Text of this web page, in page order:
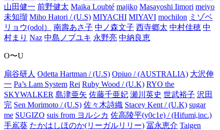
山田健一 前野健太 Maika Loubté majiko Masayoshi Iimori meiyo
未知瑠 Miho Hatori / (U.S) MIYACHI MIYAVI mochilon ミゾベ
リョウ(odol）
南壽あさ子 中ノ森文子 西寺郷太 中村佳穂 中
村まり Naz 中島ノブユキ 永野亮 中納良恵
O〜U
扇谷研人 Odetta Hartman / (U.S) Opiuo / (AUSTRALIA) 大沢伸
一 Pa’s Lam System Rei Ruby Wood / (U.K) RYO the
SKYWALKER 島津亜矢 佐藤千亜妃 瀬川英史 世武裕子 沢田
完 Sen Morimoto / (U.S) 佐々木詩織 Stacey Kent / (U.K) sugar
me SUGIZO suis from ヨルシカ 佐高陵平(y0c1e) / (Hifumi,inc.)
手嶌葵 たかはしほのか(リーガルリリー) 冨永恵介 Taigen